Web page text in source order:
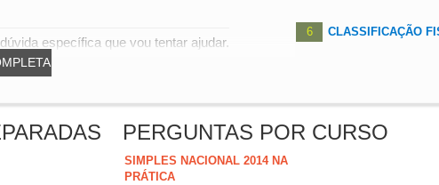
específica que vou tentar ajudar.
6 CLASSIFICAÇÃO
PERGUNTAS POR CURSO
SIMPLES NACIONAL 2014 NA
PRÁTICA